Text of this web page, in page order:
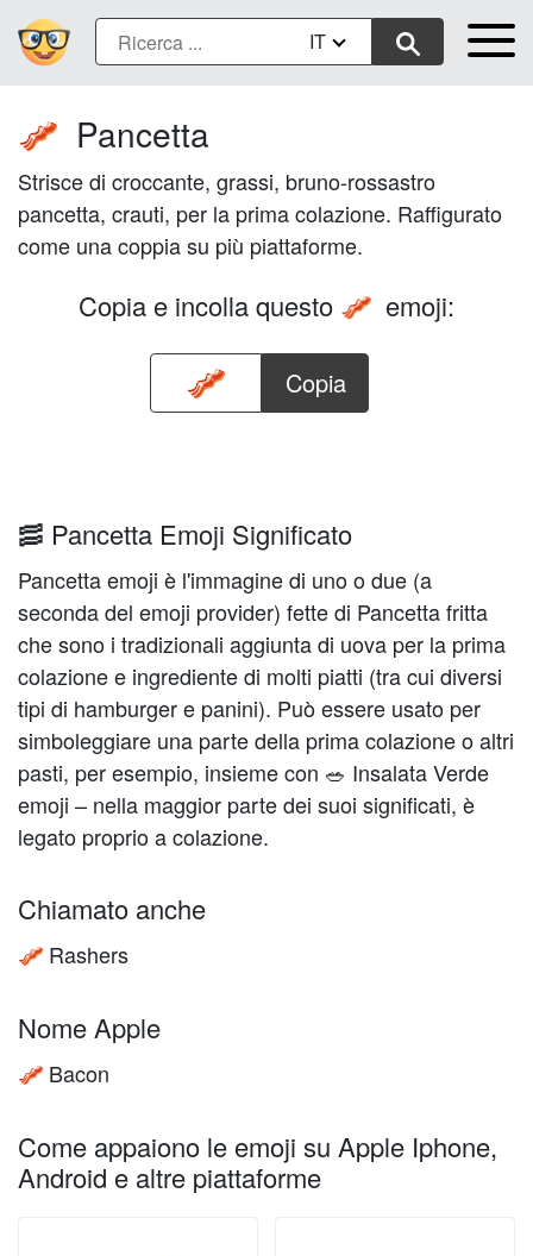
IT
🥓 Pancetta
Strisce di croccante, grassi, bruno-rossastro
pancetta, crauti, per la prima colazione. Raffigurato
come una coppia su più piattaforme.
Copia e incolla questo 🥓 emoji:
Copia
🥓 Pancetta Emoji Significato
Pancetta emoji è l'immagine di uno o due (a
seconda del emoji provider) fette di Pancetta fritta
che sono i tradizionali aggiunta di uova per la prima
colazione e ingrediente di molti piatti (tra cui diversi
tipi di hamburger e panini). Può essere usato per
simboleggiare una parte della prima colazione o altri
pasti, per esempio, insieme con 🥗 Insalata Verde
emoji – nella maggior parte dei suoi significati, è
legato proprio a colazione.
Chiamato anche
🥓 Rashers
Nome Apple
🥓 Bacon
Come appaiono le emoji su Apple Iphone,
Android e altre piattaforme